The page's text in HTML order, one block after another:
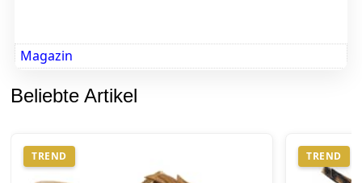
Magazin
Beliebte Artikel
TREND TREND